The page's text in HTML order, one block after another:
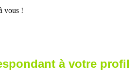
vous !
à votre profil